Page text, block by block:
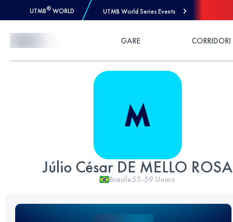
UTMB® WORLD UTMB World Series Events
GARE CORRIDORI
Júlio César DE MELLO ROSA
Brasile55-59 Uomo